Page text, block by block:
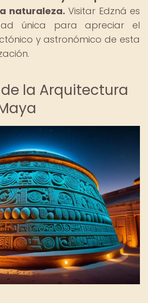
naturaleza. Visitar Edzná es
única para apreciar el
y astronómico de esta
la Arquitectura